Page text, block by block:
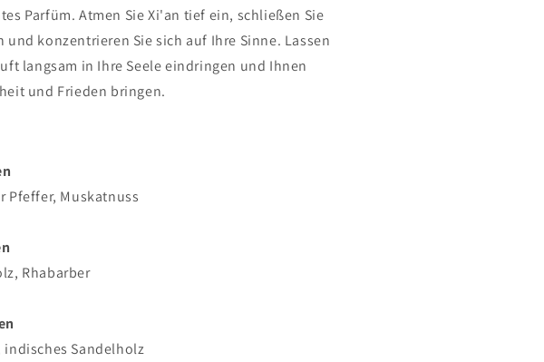
Parfüm. Atmen Sie Xi'an tief ein, schließen Sie
und konzentrieren Sie sich auf Ihre Sinne. Lassen
langsam in Ihre Seele eindringen und Ihnen
und Frieden bringen.
Pfeffer, Muskatnuss
Rhabarber
indisches Sandelholz